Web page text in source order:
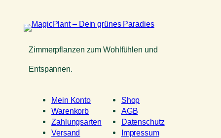
Zimmerpflanzen zum Wohlfühlen und
Entspannen.
Mein Konto
Warenkorb
Zahlungsarten
Versand
Shop
AGB
Datenschutz
Impressum